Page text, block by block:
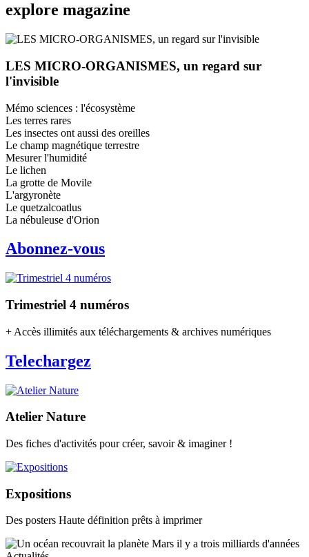
explore magazine
LES MICRO-ORGANISMES, un regard sur
l'invisible
Mémo sciences : l'écosystème
Les terres rares
Les insectes ont aussi des oreilles
Le champ magnétique terrestre
Mesurer l'humidité
Le lichen
La grotte de Movile
L'argyronète
Le quetzalcoatlus
La nébuleuse d'Orion
Abonnez-vous
Trimestriel 4 numéros
+ Accès illimités aux téléchargements & archives numériques
Telechargez
Atelier Nature
Des fiches d'activités pour créer, savoir & imaginer !
Expositions
Des posters Haute définition prêts à imprimer